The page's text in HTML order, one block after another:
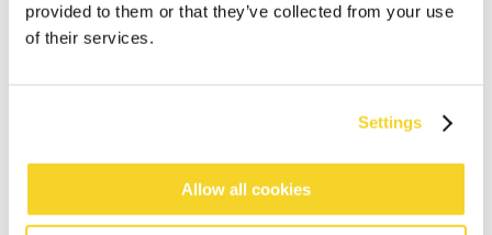
provided to them or that they’ve collected from your use
of their services.
Settings
Allow all cookies
Bestellungen, die vor 12 Uhr MEZ (Montag bis
Freitag) bei uns eingehen, werden noch am selben